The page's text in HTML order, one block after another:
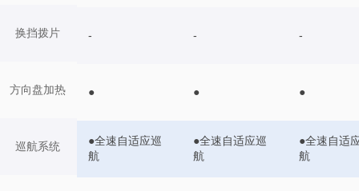
换挡拨片
方向盘加热
巡航系统
- - -
● ● ●
●全速自适应巡
航
●全速自适应巡
航
●全速自适
航